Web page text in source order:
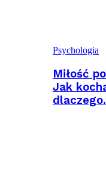
Psychologia
Miłość
Jak